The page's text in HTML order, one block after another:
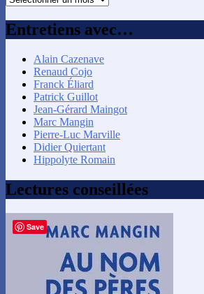
mois
Entretiens avec…
Alain Cazenave
Renaud Cojo
Franck Éliard
Patrick Guillot
Jean-Gérard Maingot
Marc Mangin
Pierre-Luc Marville
Didier Quiertant
Hippolyte Romain
Lectures conseillées
Save